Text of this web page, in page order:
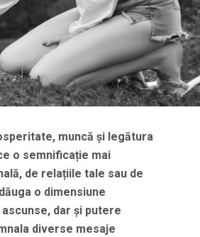
muncă și legătura
o semnificație mai
de relațiile tale sau de
o dimensiune
dar și putere
diverse mesaje